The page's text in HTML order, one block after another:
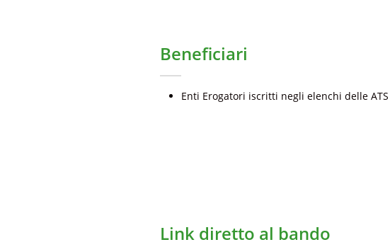
Beneficiari
Enti Erogatori iscritti negli elenchi delle
Link diretto al bando